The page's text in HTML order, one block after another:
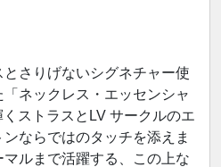
さりげないシグネチャー使
ネックレス・エッセンシャ
ストラスとLV サークルのエ
ならではのタッチを添えま
ルまで活躍する、この上な